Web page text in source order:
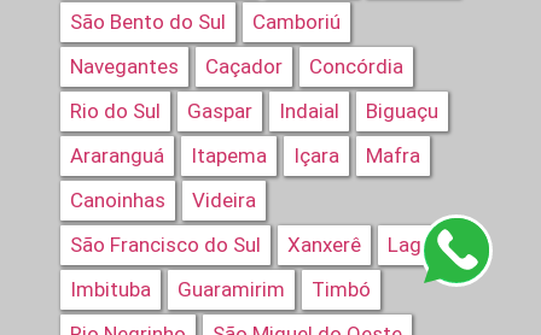
São Bento do Sul
Camboriú
Navegantes
Caçador
Concórdia
Rio do Sul
Gaspar Indaial
Biguaçu
Araranguá
Itapema Içara
Mafra
Canoinhas
Videira
São Francisco do Sul
Xanxerê
Laguna
Imbituba
Guaramirim
Timbó